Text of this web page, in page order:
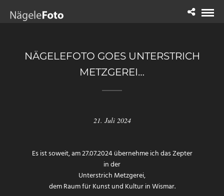
NÄGELEFOTO GOES UNTERSTRICH
METZGEREI…
21. Juli 2024
Es ist soweit, am 27.07.2024 übernehme ich das Zepter
in der
Unterstrich Metzgerei,
dem Raum für Kunst und Kultur in Wismar.